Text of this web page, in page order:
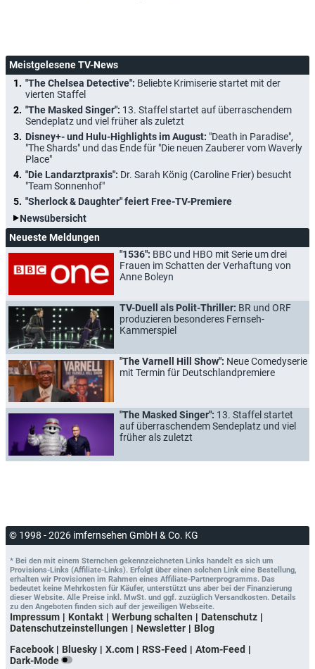
Meistgelesene TV-News
"The Chelsea Detective": Beliebte Krimiserie startet mit der
vierten Staffel
"The Masked Singer": 13. Staffel startet auf überraschendem
Sendeplatz und viel früher als zuletzt
Disney+- und Hulu-Highlights im August: "Death in Paradise",
"The Shards" und das Ende für "Die neuen Zauberer vom Waverly
Place"
"Die Landarztpraxis": Dr. Sarah König (Caroline Frier) besucht
"Team Sonnenhof"
"Sherlock & Daughter" feiert Free-TV-Premiere
Newsübersicht
Neueste Meldungen
"1536": BBC und HBO mit Serie um drei
Frauen im Schatten der Verhaftung von
Anne Boleyn
TV-Duell als Polit-Thriller: BR und ORF
produzieren besonderes Fernseh-
Kammerspiel
"The Varnell Hill Show": Neue Comedyserie
mit Termin für Deutschlandpremiere
"The Masked Singer": 13. Staffel startet
auf überraschendem Sendeplatz und viel
früher als zuletzt
© 1998 - 2026 imfernsehen GmbH & Co. KG
* Bei den mit einem Sternchen gekennzeichneten Links handelt es sich um
Provisions-Links (Affiliate-Links). Erfolgt über einen solchen Link eine Bestellung,
erhalten wir Provisionen im Rahmen eines Affiliate-Partnerprogramms. Das
bedeutet keine Mehrkosten für Käufer, unterstützt uns aber bei der Finanzierung
dieser Website. Alle Preise inkl. MwSt. und ggf. zuzüglich Versandkosten. Details
zu den Angeboten finden sich auf der jeweiligen Webseite.
Impressum Kontakt Werbung schalten
Datenschutz
Datenschutzeinstellungen
Newsletter
Blog
Facebook
Bluesky X.com RSS-Feed
Atom-Feed
Dark-Mode